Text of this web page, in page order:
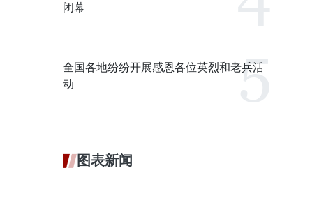
闭幕
全国各地纷纷开展感恩各位英烈和老兵活
动
图表新闻